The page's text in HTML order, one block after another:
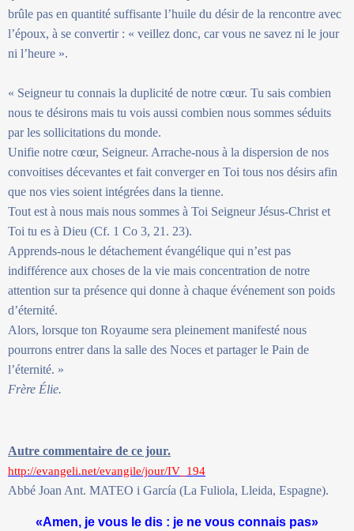
brûle pas en quantité suffisante l’huile du désir de la rencontre avec
l’époux, à se convertir : « veillez donc, car vous ne savez ni le jour
ni l’heure ».
« Seigneur tu connais la duplicité de notre cœur. Tu sais combien
nous te désirons mais tu vois aussi combien nous sommes séduits
par les sollicitations du monde.
Unifie notre cœur, Seigneur. Arrache-nous à la dispersion de nos
convoitises décevantes et fait converger en Toi tous nos désirs afin
que nos vies soient intégrées dans la tienne.
Tout est à nous mais nous sommes à Toi Seigneur Jésus-Christ et
Toi tu es à Dieu (Cf. 1 Co 3, 21. 23).
Apprends-nous le détachement évangélique qui n’est pas
indifférence aux choses de la vie mais concentration de notre
attention sur ta présence qui donne à chaque événement son poids
d’éternité.
Alors, lorsque ton Royaume sera pleinement manifesté nous
pourrons entrer dans la salle des Noces et partager le Pain de
l’éternité. »
Frère Élie.
Autre commentaire de ce jour.
http://evangeli.net/evangile/jour/IV_194
Abbé Joan Ant. MATEO i García (La Fuliola, Lleida, Espagne).
«Amen, je vous le dis : je ne vous connais pas»